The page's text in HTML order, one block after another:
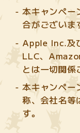
本キャンペー
合がございま
Apple Inc.及
LLC、
とは一切関係
本キャンペー
称、会社名等
す。